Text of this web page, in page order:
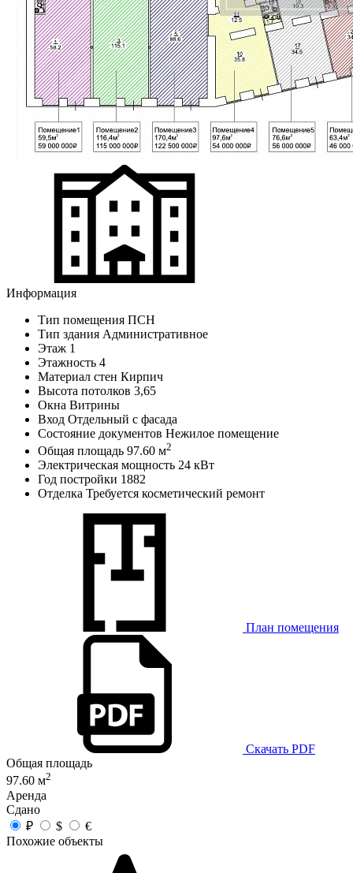
Информация
Тип помещения ПСН
Тип здания Административное
Этаж 1
Этажность 4
Материал стен Кирпич
Высота потолков 3,65
Окна Витрины
Вход Отдельный с фасада
Состояние документов Нежилое помещение
Общая площадь 97.60 м2
Электрическая мощность 24 кВт
Год постройки 1882
Отделка Требуется косметический ремонт
План помещения
Скачать PDF
Общая площадь
97.60 м2
Аренда
Сдано
₽
$
€
Похожие объекты